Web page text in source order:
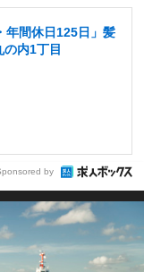
年間休日125日」髪
内1丁目
by